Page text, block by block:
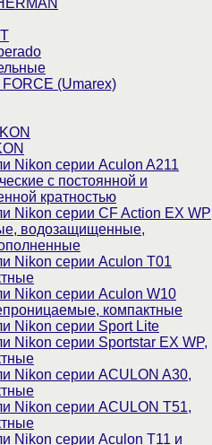
(Umarex)
Nikon серии Aculon A211
с постоянной и
кратностью
Nikon серии СF Action EX WP
водозащищенные,
Nikon серии Aculon T01
Nikon серии Aculon W10
компактные
Nikon серии Sport Lite
Nikon серии Sportstar EX WP,
Nikon серии ACULON A30,
Nikon серии ACULON Т51,
Nikon серии Aculon T11 и